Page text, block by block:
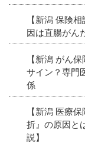
【新潟 保険
因は直腸が
【新潟 がん
サイン？専門
係
【新潟 医療
折』の原因と
説】